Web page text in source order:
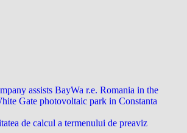
assists BayWa r.e. Romania in the
Gate photovoltaic park in Constanta
de calcul a termenului de preaviz